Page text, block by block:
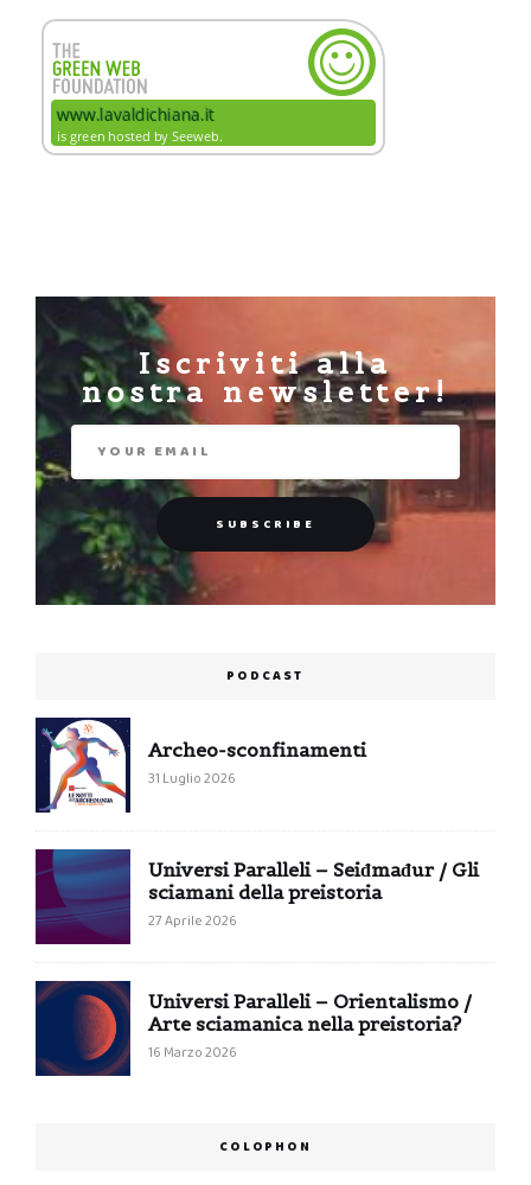
Iscriviti alla
nostra newsletter!
PODCAST
Archeo-sconfinamenti
31 Luglio 2026
Universi Paralleli – Seiđmađur / Gli
sciamani della preistoria
27 Aprile 2026
Universi Paralleli – Orientalismo /
Arte sciamanica nella preistoria?
16 Marzo 2026
COLOPHON